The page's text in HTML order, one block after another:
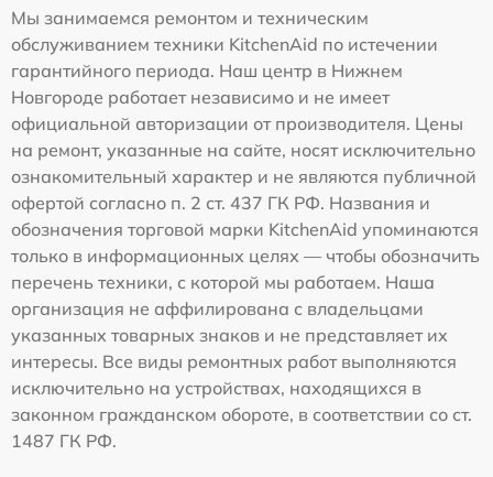
Мы занимаемся ремонтом и техническим
обслуживанием техники KitchenAid по истечении
гарантийного периода. Наш центр в Нижнем
Новгороде работает независимо и не имеет
официальной авторизации от производителя. Цены
на ремонт, указанные на сайте, носят исключительно
ознакомительный характер и не являются публичной
офертой согласно п. 2 ст. 437 ГК РФ. Названия и
обозначения торговой марки KitchenAid упоминаются
только в информационных целях — чтобы обозначить
перечень техники, с которой мы работаем. Наша
организация не аффилирована с владельцами
указанных товарных знаков и не представляет их
интересы. Все виды ремонтных работ выполняются
исключительно на устройствах, находящихся в
законном гражданском обороте, в соответствии со ст.
1487 ГК РФ.